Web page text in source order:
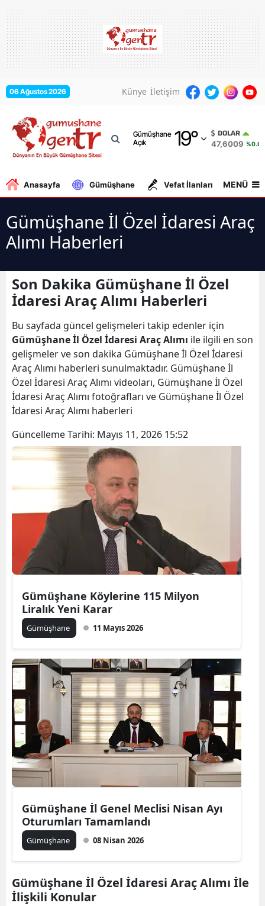
06 Ağustos 2026 Künye İletişim
Gümüşhane
Açık
19°
Adana
Adıyaman
Afyonkarahisar
Amasya
Antalya
Aydın
Bilecik
Bingöl
Bitlis
Bolu
Burdur
Bursa
Çankırı
Diyarbakır
Edirne
Elazığ
Erzincan
Gaziantep
Giresun
Gümüşhane
Hakkari
Hatay
Isparta
Mersin
İzmir
Kars
DOLAR
47,6009 %0.06
Anasayfa Gümüşhane Vefat İlanları MENÜ
Gümüşhane İl Özel İdaresi Araç
Alımı Haberleri
Son Dakika Gümüşhane İl Özel
İdaresi Araç Alımı Haberleri
Bu sayfada güncel gelişmeleri takip edenler için
Gümüşhane İl Özel İdaresi Araç Alımı ile ilgili en son
gelişmeler ve son dakika Gümüşhane İl Özel İdaresi
Araç Alımı haberleri sunulmaktadır. Gümüşhane İl
Özel İdaresi Araç Alımı videoları, Gümüşhane İl Özel
İdaresi Araç Alımı fotoğrafları ve Gümüşhane İl Özel
İdaresi Araç Alımı haberleri
Güncelleme Tarihi: Mayıs 11, 2026 15:52
Gümüşhane Köylerine 115 Milyon
Liralık Yeni Karar
Gümüşhane 11 Mayıs 2026
Gümüşhane İl Genel Meclisi Nisan Ayı
Oturumları Tamamlandı
Gümüşhane 08 Nisan 2026
Gümüşhane İl Özel İdaresi Araç Alımı İle
İlişkili Konular